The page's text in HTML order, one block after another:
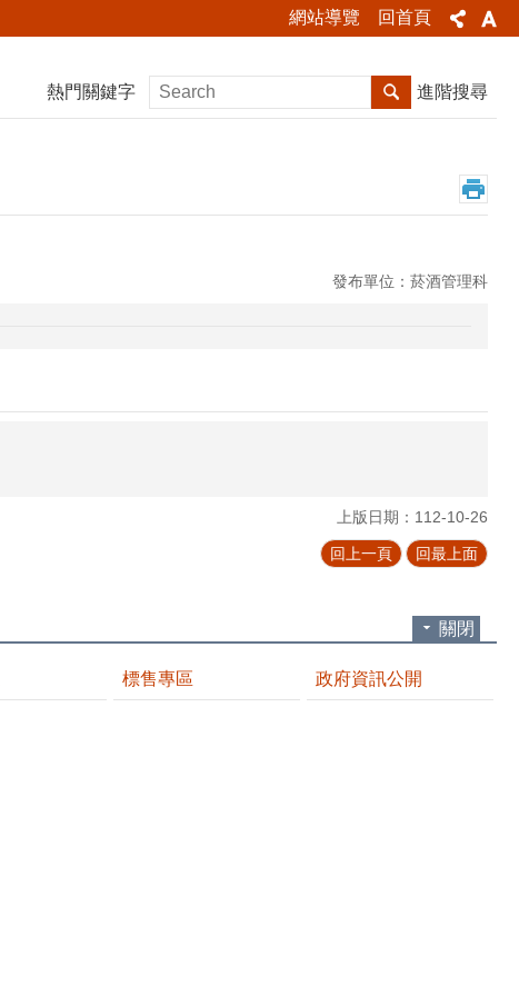
網站導覽 回首頁
熱門關鍵字 進階搜尋
發布單位：菸酒管理科
上版日期：112-10-26
回上一頁 回最上面
關閉
標售專區 政府資訊公開